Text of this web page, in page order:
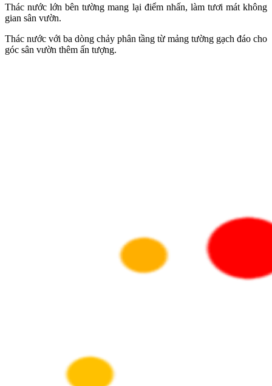
Thác nước lớn bên tường mang lại điểm nhấn, làm tươi mát không
gian sân vườn.
Thác nước với ba dòng chảy phân tầng từ mảng tường gạch đáo cho
góc sân vườn thêm ấn tượng.